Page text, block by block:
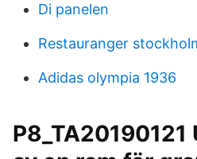
Di panelen
Restauranger
Adidas olympia 1936